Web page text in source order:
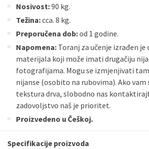
Nosivost:90 kg.
Težina:cca. 8 kg.
Preporučena dob:od 1 godine.
Napomena: Toranj za učenje izrađen
materijala koji može imati drugačiju
fotografijama. Mogu se izmjenjivati
nijanse (osobito na rubovima). Ako vam
tekstura drva, slobodno nas
zadovoljstvo naš je prioritet.
Proizvedeno u Češkoj.
Specifikacije proizvoda